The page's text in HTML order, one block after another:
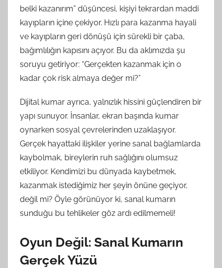
belki kazanırım” düşüncesi, kişiyi tekrardan maddi
kayıpların içine çekiyor. Hızlı para kazanma hayali
ve kayıpların geri dönüşü için sürekli bir çaba,
bağımlılığın kapısını açıyor. Bu da aklımızda şu
soruyu getiriyor: “Gerçekten kazanmak için o
kadar çok risk almaya değer mi?”
Dijital kumar ayrıca, yalnızlık hissini güçlendiren bir
yapı sunuyor. İnsanlar, ekran başında kumar
oynarken sosyal çevrelerinden uzaklaşıyor.
Gerçek hayattaki ilişkiler yerine sanal bağlamlarda
kaybolmak, bireylerin ruh sağlığını olumsuz
etkiliyor. Kendimizi bu dünyada kaybetmek,
kazanmak istediğimiz her şeyin önüne geçiyor,
değil mi? Öyle görünüyor ki, sanal kumarın
sunduğu bu tehlikeler göz ardı edilmemeli!
Oyun Değil: Sanal Kumarın
Gerçek Yüzü